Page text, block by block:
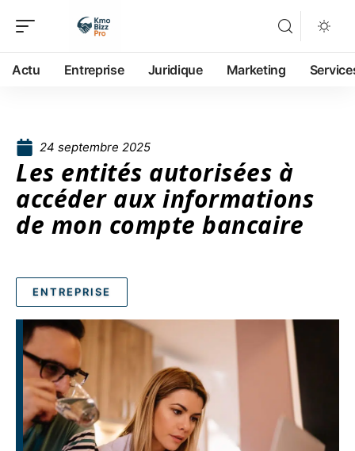
Actu Entreprise Juridique Marketing
24 septembre 2025
Les entités autorisées à
accéder aux informations
de mon compte bancaire
ENTREPRISE